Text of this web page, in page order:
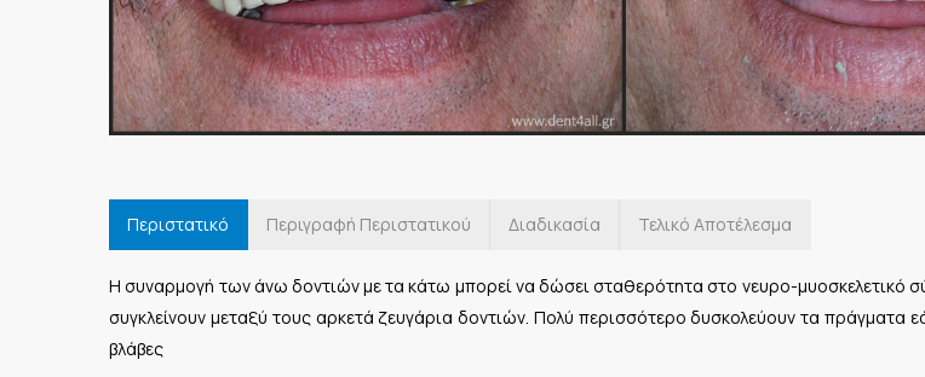
Περιστατικό Περιγραφή Περιστατικού Διαδικασία Τελικό Αποτέλεσμα
Η συναρμογή των άνω δοντιών με τα κάτω μπορεί να δώσει σταθερότητα στο νευρο-μυοσκελετικό
συγκλείνουν μεταξύ τους αρκετά ζευγάρια δοντιών. Πολύ περισσότερο δυσκολεύουν τα πράγματα
βλάβες